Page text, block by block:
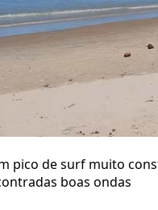
pico de surf muito
boas ondas